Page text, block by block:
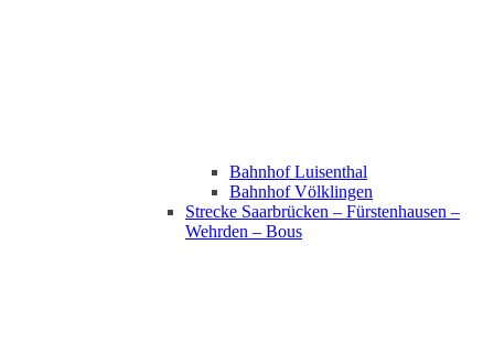
Bahnhof Luisenthal
Bahnhof Völklingen
Strecke Saarbrücken – Fürstenhausen –
Wehrden – Bous